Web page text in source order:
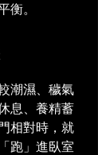
衡。
潮濕、穢氣
息、養精蓄
相對時，就
跑」進臥室